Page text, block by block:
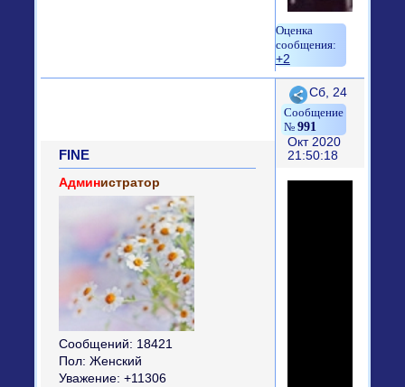
+2
Поделиться
991
Сб, 24
Окт 2020
21:50:18
FINE
Администратор
Сообщений: 18421
Пол: Женский
Уважение: +11306